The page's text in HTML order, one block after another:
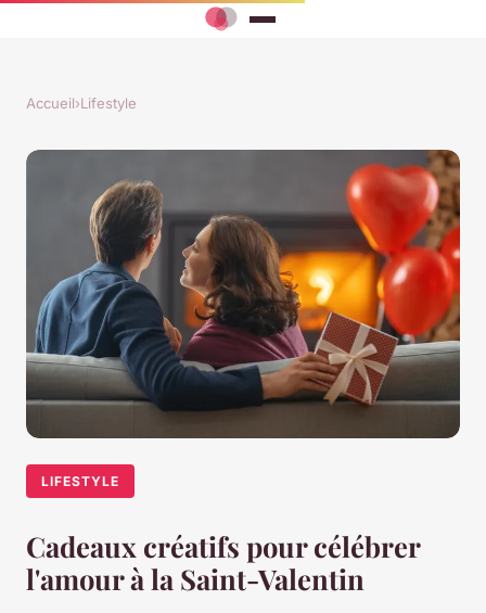
Accueil›Lifestyle
LIFESTYLE
Cadeaux créatifs pour célébrer
l'amour à la Saint-Valentin